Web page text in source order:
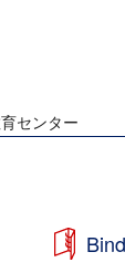
センター
ンスティテュー